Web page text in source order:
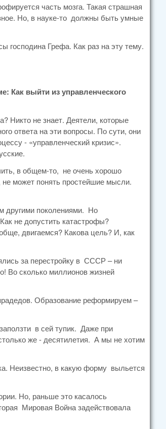
часть мозга. Такая страшная
Но, в науке-то должны быть умные
господина Грефа. Как раз на эту тему.
Как выйти из управленческого
Никто не знает. Деятели, которые
ответа на эти вопросы. По сути, они
- «управленческий кризис».
в общем-то, не очень хорошо
может понять простейшие мысли.
другими поколениями. Но
не допустить катастрофы?
двигаемся? Какова цель? И, как
за перестройку в СССР – ни
Во сколько миллионов жизней
Образование реформируем –
в сей тупик. Даже при
же - десятилетия. А мы не хотим
Неизвестно, в какую форму выльется
Но, раньше это касалось
Мировая Война задействовала